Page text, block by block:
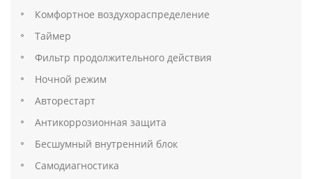
Комфортное воздухораспределение
Таймер
Фильтр продолжительного действия
Ночной режим
Авторестарт
Антикоррозионная защита
Бесшумный внутренний блок
Самодиагностика